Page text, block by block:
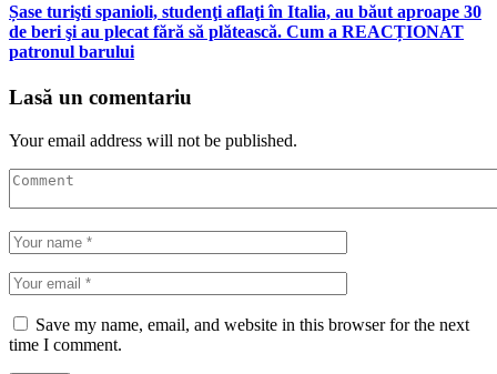
Șase turişti spanioli, studenţi aflaţi în Italia, au băut aproape 30
de beri şi au plecat fără să plătească. Cum a REACȚIONAT
patronul barului
Lasă un comentariu
Your email address will not be published.
Save my name, email, and website in this browser for the next
time I comment.